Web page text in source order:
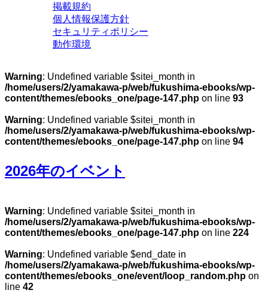
掲載規約
個人情報保護方針
セキュリティポリシー
動作環境
Warning: Undefined variable $sitei_month in
/home/users/2/yamakawa-p/web/fukushima-ebooks/wp-
content/themes/ebooks_one/page-147.php on line 93
Warning: Undefined variable $sitei_month in
/home/users/2/yamakawa-p/web/fukushima-ebooks/wp-
content/themes/ebooks_one/page-147.php on line 94
2026年のイベント
Warning: Undefined variable $sitei_month in
/home/users/2/yamakawa-p/web/fukushima-ebooks/wp-
content/themes/ebooks_one/page-147.php on line 224
Warning: Undefined variable $end_date in
/home/users/2/yamakawa-p/web/fukushima-ebooks/wp-
content/themes/ebooks_one/event/loop_random.php on
line 42